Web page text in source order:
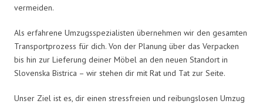
vermeiden.
Als erfahrene Umzugsspezialisten übernehmen wir den gesamten
Transportprozess für dich. Von der Planung über das Verpacken
bis hin zur Lieferung deiner Möbel an den neuen Standort in
Slovenska Bistrica – wir stehen dir mit Rat und Tat zur Seite.
Unser Ziel ist es, dir einen stressfreien und reibungslosen Umzug